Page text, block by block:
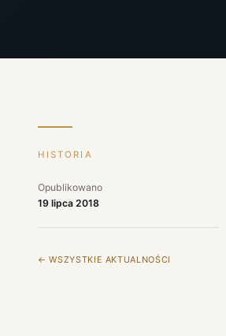
HISTORIA
Opublikowano
19 lipca 2018
← WSZYSTKIE AKTUALNOŚCI